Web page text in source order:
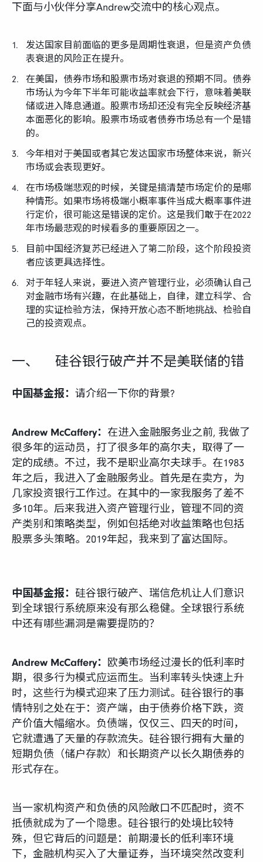
下面与小伙伴分享Andrew交流中的核心观点。
发达国家目前面临的更多是周期性衰退，但是资产负债
表衰退的风险正在提升。
在美国，债券市场和股票市场对衰退的预期不同。债券
市场认为今年下半年可能收益率就会下行，意味着美联
储或进入降息通道。股票市场却还没有完全反映经济基
本面恶化的影响。股票市场或者债券市场总有一个是错
的。
今年相对于美国或者其它发达国家市场整体来说，新兴
市场或会表现更好。
在市场极端悲观的时候，关键是搞清楚市场定价的是哪
种情形。如果市场将极端小概率事件当成大概率事件进
行定价，很可能这是错误的定价。这是我们敢于在2022
年市场最悲观的时候看多的重要原因之一。
目前中国经济复苏已经进入了第二阶段，这个阶段投资
者应该更具选择性。
对于年轻人来说，要进入资产管理行业，必须确认自己
对金融市场有兴趣，在此基础上，自律，建立科学、合
理的实证检验方法，保持开放心态不断地挑战、检验自
己的投资观点。
一、 硅谷银行破产并不是美联储的错
中国基金报： 请介绍一下你的背景?
Andrew McCaffery： 在进入金融服务业之前, 我做了
很多年的运动员，打了很多年的高尔夫，取得了一
定的成绩。不过，我不是职业高尔夫球手。在1983
年之后，我进入了金融服务业。首先是在卖方，为
几家投资银行工作过。在其中的一家我服务了差不
多10年。后来我进入资产管理行业，管理不同的资
产类别和策略类型，例如包括绝对收益策略也包括
股票多头策略。2019年起，我来到了富达国际。
中国基金报： 硅谷银行破产、瑞信危机让人们意识
到全球银行系统原来没有那么稳健。全球银行系统
中还有哪些漏洞是需要提防的？
Andrew McCaffery： 欧美市场经过漫长的低利率时
期，很多行为模式应运而生。当利率转头快速上升
时，这些行为模式迎来了压力测试。硅谷银行的事
情特别之处在于：资产端，由于债券价格下跌，资
产价值大幅缩水。负债端，仅仅三、四天的时间，
它就遭遇了天量的存款流失。硅谷银行拥有大量的
短期负债（储户存款）和长期资产以长久期债券的
形式存在。
当一家机构资产和负债的风险敞口不匹配时，资不
抵债就成为了一个隐患。硅谷银行的处境比较特
殊，但它背后的问题是：前期漫长的低利率环境
下，金融机构买入了大量证券，当环境突然改变利